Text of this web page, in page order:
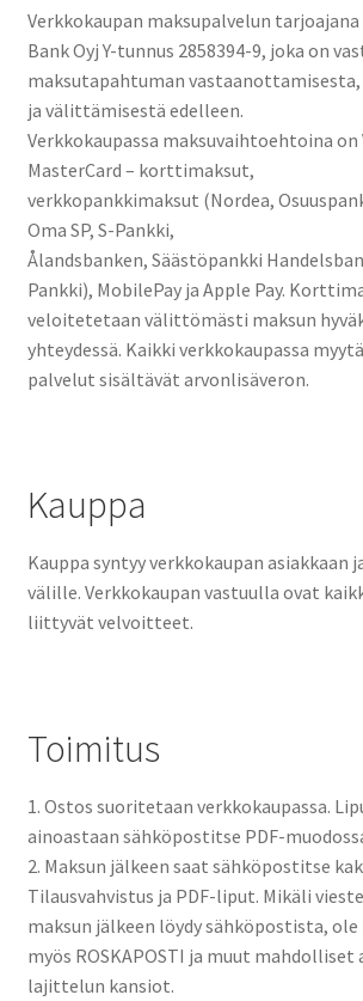
Verkkokaupan maksupalvelun
Bank Oyj Y-tunnus 2858394-9, joka on
maksutapahtuman
ja välittämisestä edelleen.
Verkkokaupassa maksuvaihtoehtoina on
MasterCard – korttimaksut,
verkkopankkimaksut (Nordea,
Oma SP, S-Pankki,
Ålandsbanken, Säästöpankki
Pankki), MobilePay ja Apple Pay.
veloitetetaan välittömästi maksun
yhteydessä. Kaikki verkkokaupassa
palvelut sisältävät arvonlisäveron.
Kauppa
Kauppa syntyy verkkokaupan asiakkaan
välille. Verkkokaupan vastuulla ovat
liittyvät velvoitteet.
Toimitus
1. Ostos suoritetaan verkkokaupassa.
ainoastaan sähköpostitse PDF-
2. Maksun jälkeen saat sähköpostitse
Tilausvahvistus ja PDF-liput. Mikäli
maksun jälkeen löydy sähköpostista,
myös ROSKAPOSTI ja muut
lajittelun kansiot.